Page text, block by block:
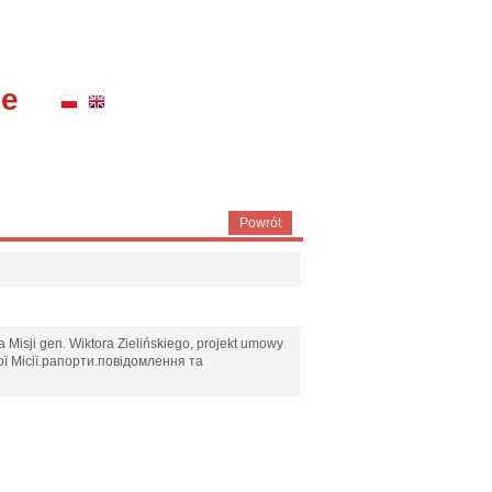
Powrót
Misji gen. Wiktora Zielińskiego, projekt umowy
та